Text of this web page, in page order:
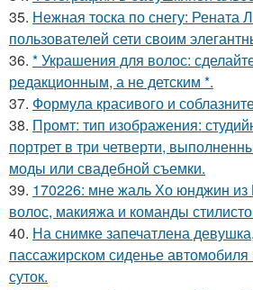
35. Нежная тоска по снегу: Рената
пользователей сети своим
36. * Украшения для волос:
редакционным, а не детским *.
37. Формула красивого и
38. Промт: тип изображения:
портрет в три четверти,
моды или свадебной съемки.
39. 170226: мне жаль Хо юнджин из
волос, макияжа и команды
40. На снимке запечатлена
пассажирском сиденье
суток.